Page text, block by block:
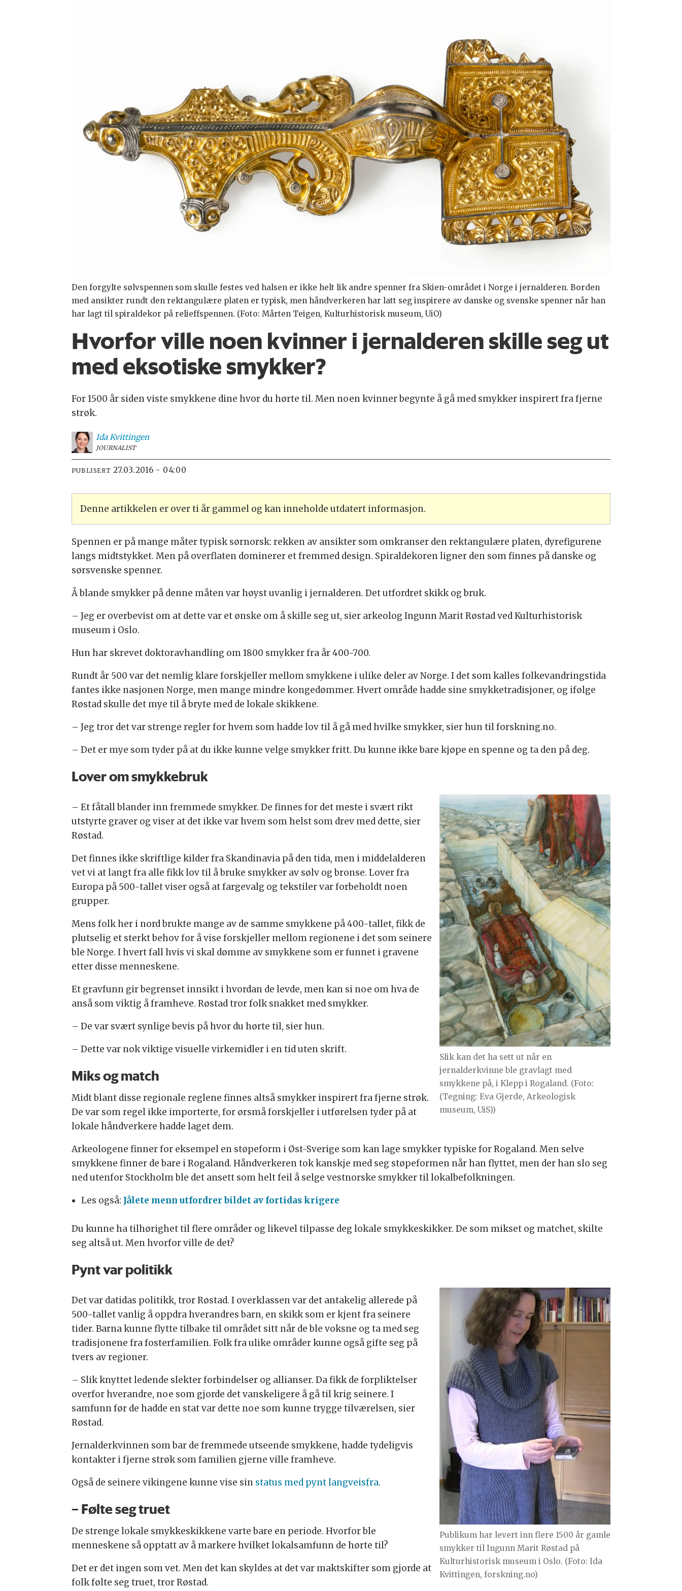
Den forgylte sølvspennen som skulle festes ved halsen er ikke helt lik andre spenner fra Skien-området i Norge i jernalderen. Borden
med ansikter rundt den rektangulære platen er typisk, men håndverkeren har latt seg inspirere av danske og svenske spenner når han
har lagt til spiraldekor på relieffspennen. (Foto: Mårten Teigen, Kulturhistorisk museum, UiO)
Hvorfor ville noen kvinner i jernalderen skille seg ut
med eksotiske smykker?
For 1500 år siden viste smykkene dine hvor du hørte til. Men noen kvinner begynte å gå med smykker inspirert fra fjerne
strøk.
Ida Kvittingen
JOURNALIST
PUBLISERT 27.03.2016 - 04:00
Denne artikkelen er over ti år gammel og kan inneholde utdatert informasjon.
Spennen er på mange måter typisk sørnorsk: rekken av ansikter som omkranser den rektangulære platen, dyrefigurene
langs midtstykket. Men på overflaten dominerer et fremmed design. Spiraldekoren ligner den som finnes på danske og
sørsvenske spenner.
Å blande smykker på denne måten var høyst uvanlig i jernalderen. Det utfordret skikk og bruk.
– Jeg er overbevist om at dette var et ønske om å skille seg ut, sier arkeolog Ingunn Marit Røstad ved Kulturhistorisk
museum i Oslo.
Hun har skrevet doktoravhandling om 1800 smykker fra år 400-700.
Rundt år 500 var det nemlig klare forskjeller mellom smykkene i ulike deler av Norge. I det som kalles folkevandringstida
fantes ikke nasjonen Norge, men mange mindre kongedømmer. Hvert område hadde sine smykketradisjoner, og ifølge
Røstad skulle det mye til å bryte med de lokale skikkene.
– Jeg tror det var strenge regler for hvem som hadde lov til å gå med hvilke smykker, sier hun til forskning.no.
– Det er mye som tyder på at du ikke kunne velge smykker fritt. Du kunne ikke bare kjøpe en spenne og ta den på deg.
Lover om smykkebruk
Slik kan det ha sett ut når en
jernalderkvinne ble gravlagt med
smykkene på, i Klepp i Rogaland. (Foto:
(Tegning: Eva Gjerde, Arkeologisk
museum, UiS))
– Et fåtall blander inn fremmede smykker. De finnes for det meste i svært rikt
utstyrte graver og viser at det ikke var hvem som helst som drev med dette, sier
Røstad.
Det finnes ikke skriftlige kilder fra Skandinavia på den tida, men i middelalderen
vet vi at langt fra alle fikk lov til å bruke smykker av sølv og bronse. Lover fra
Europa på 500-tallet viser også at fargevalg og tekstiler var forbeholdt noen
grupper.
Mens folk her i nord brukte mange av de samme smykkene på 400-tallet, fikk de
plutselig et sterkt behov for å vise forskjeller mellom regionene i det som seinere
ble Norge. I hvert fall hvis vi skal dømme av smykkene som er funnet i gravene
etter disse menneskene.
Et gravfunn gir begrenset innsikt i hvordan de levde, men kan si noe om hva de
anså som viktig å framheve. Røstad tror folk snakket med smykker.
– De var svært synlige bevis på hvor du hørte til, sier hun.
– Dette var nok viktige visuelle virkemidler i en tid uten skrift.
Miks og match
Midt blant disse regionale reglene finnes altså smykker inspirert fra fjerne strøk.
De var som regel ikke importerte, for ørsmå forskjeller i utførelsen tyder på at
lokale håndverkere hadde laget dem.
Arkeologene finner for eksempel en støpeform i Øst-Sverige som kan lage smykker typiske for Rogaland. Men selve
smykkene finner de bare i Rogaland. Håndverkeren tok kanskje med seg støpeformen når han flyttet, men der han slo seg
ned utenfor Stockholm ble det ansett som helt feil å selge vestnorske smykker til lokalbefolkningen.
Les også: Jålete menn utfordrer bildet av fortidas krigere
Du kunne ha tilhørighet til flere områder og likevel tilpasse deg lokale smykkeskikker. De som mikset og matchet, skilte
seg altså ut. Men hvorfor ville de det?
Pynt var politikk
Publikum har levert inn flere 1500 år gamle
smykker til Ingunn Marit Røstad på
Kulturhistorisk museum i Oslo. (Foto: Ida
Kvittingen, forskning.no)
Det var datidas politikk, tror Røstad. I overklassen var det antakelig allerede på
500-tallet vanlig å oppdra hverandres barn, en skikk som er kjent fra seinere
tider. Barna kunne flytte tilbake til området sitt når de ble voksne og ta med seg
tradisjonene fra fosterfamilien. Folk fra ulike områder kunne også gifte seg på
tvers av regioner.
– Slik knyttet ledende slekter forbindelser og allianser. Da fikk de forpliktelser
overfor hverandre, noe som gjorde det vanskeligere å gå til krig seinere. I
samfunn før de hadde en stat var dette noe som kunne trygge tilværelsen, sier
Røstad.
Jernalderkvinnen som bar de fremmede utseende smykkene, hadde tydeligvis
kontakter i fjerne strøk som familien gjerne ville framheve.
Også de seinere vikingene kunne vise sin status med pynt langveisfra.
– Følte seg truet
De strenge lokale smykkeskikkene varte bare en periode. Hvorfor ble
menneskene så opptatt av å markere hvilket lokalsamfunn de hørte til?
Det er det ingen som vet. Men det kan skyldes at det var maktskifter som gjorde at
folk følte seg truet, tror Røstad.